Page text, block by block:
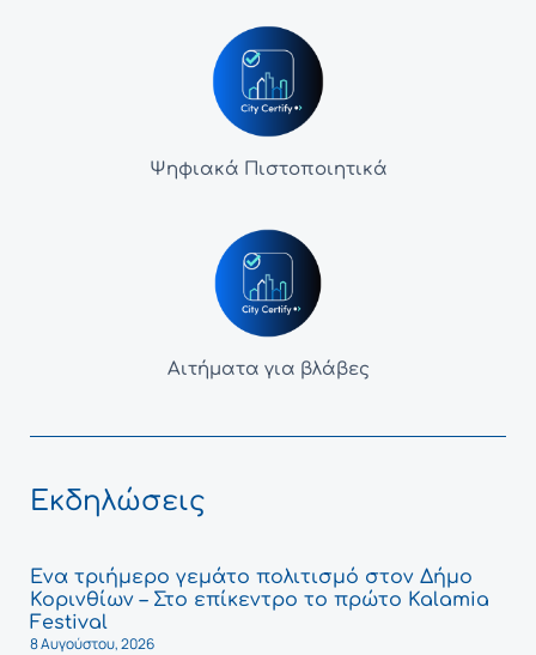
Ψηφιακά Πιστοποιητικά
Αιτήματα για βλάβες
Εκδηλώσεις
Ένα τριήμερο γεμάτο πολιτισμό στον Δήμο
Κορινθίων – Στο επίκεντρο το πρώτο Kalamia
Festival
8 Αυγούστου, 2026